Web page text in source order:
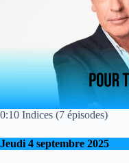
0:10 Indices (7 épisodes)
Jeudi 4 septembre 2025